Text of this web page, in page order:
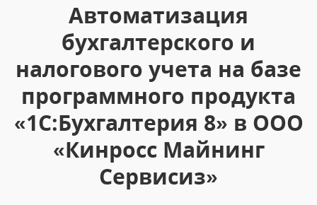
Автоматизация
бухгалтерского и
налогового учета на базе
программного продукта
«1С:Бухгалтерия 8» в ООО
«Кинросс Майнинг
Сервисиз»